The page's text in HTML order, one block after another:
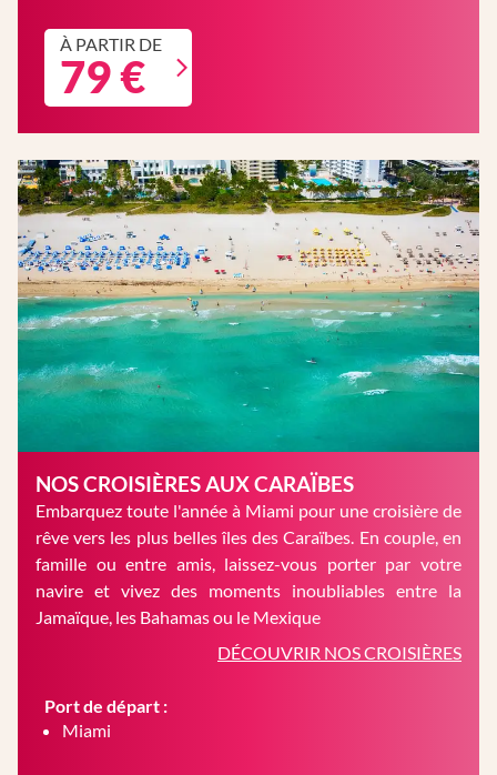
À PARTIR DE
79 €
NOS CROISIÈRES AUX CARAÏBES
Embarquez toute l'année à Miami pour une croisière de
rêve vers les plus belles îles des Caraïbes. En couple, en
famille ou entre amis, laissez-vous porter par votre
navire et vivez des moments inoubliables entre la
Jamaïque, les Bahamas ou le Mexique
DÉCOUVRIR NOS CROISIÈRES
Port de départ :
Miami